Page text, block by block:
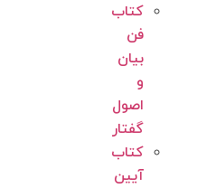
کتاب
فن
بیان
اصول
گفتار
کتاب
آیین